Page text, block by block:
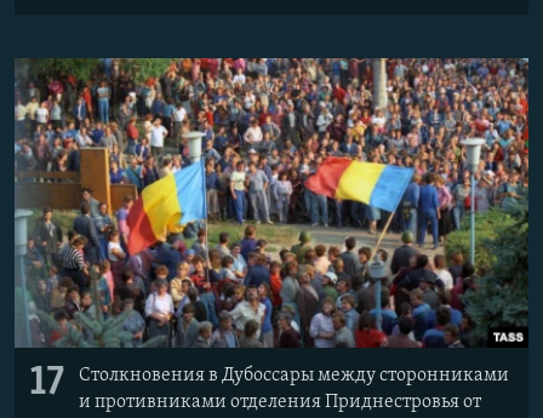
17
Столкновения в Дубоссары между сторонниками
и противниками отделения Приднестровья от